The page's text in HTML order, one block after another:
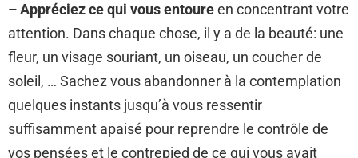
– Appréciez ce qui vous entoureen concentrant votre
attention. Dans chaque chose, il y a de la beauté: une
fleur, un visage souriant, un oiseau, un coucher de
soleil, … Sachez vous abandonner à la contemplation
quelques instants jusqu’à vous ressentir
suffisamment apaisé pour reprendre le contrôle de
vos pensées et le contrepied de ce qui vous avait